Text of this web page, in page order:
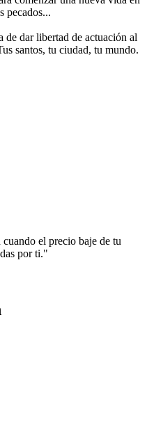
pecados...
de dar libertad de actuación al
santos, tu ciudad, tu mundo.
el precio baje de tu
por ti."